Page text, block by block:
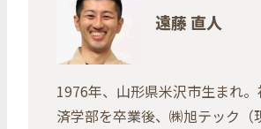
遠藤 直人
1976年、山形県米沢市生まれ
済学部を卒業後、㈱旭テック（